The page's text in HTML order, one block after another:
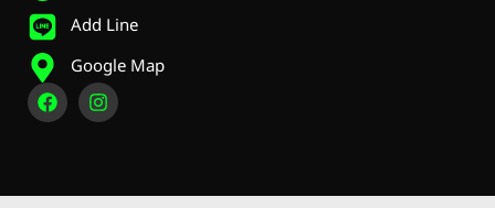
Add Line
Google Map